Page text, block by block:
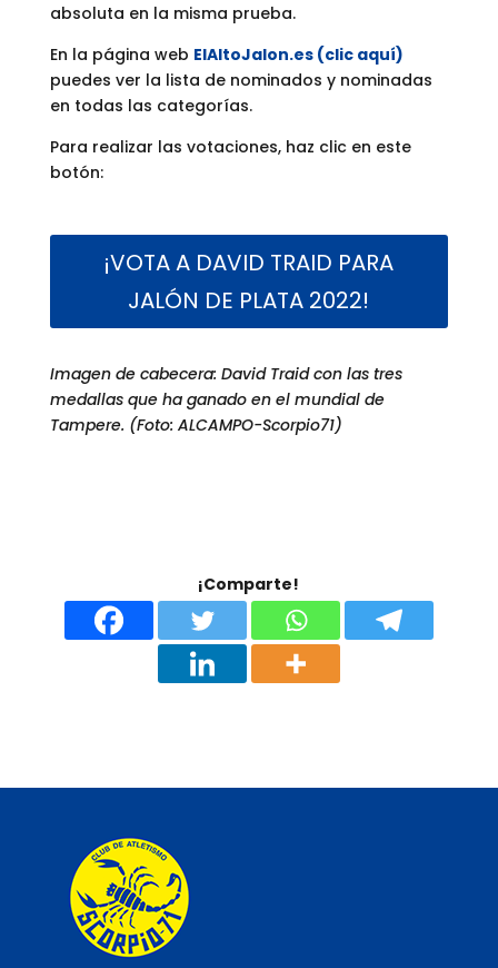
absoluta en la misma prueba.
En la página web ElAltoJalon.es (clic aquí)
puedes ver la lista de nominados y nominadas
en todas las categorías.
Para realizar las votaciones, haz clic en este
botón:
¡VOTA A DAVID TRAID PARA
JALÓN DE PLATA 2022!
Imagen de cabecera: David Traid con las tres
medallas que ha ganado en el mundial de
Tampere. (Foto: ALCAMPO-Scorpio71)
¡Comparte!